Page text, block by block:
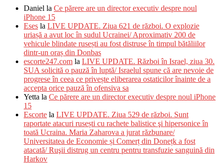
Daniel la Ce părere are un director executiv despre noul
iPhone 15
Eses la LIVE UPDATE. Ziua 621 de război. O explozie
uriașă a avut loc în sudul Ucrainei/ Aproximativ 200 de
vehicule blindate rusești au fost distruse în timpul bătăliilor
dintr-un oraș din Donbas
escorte247.com la LIVE UPDATE. Război în Israel, ziua 30.
SUA solicită o pauză în luptă/ Israelul spune că are nevoie de
progrese în ceea ce privește eliberarea ostaticilor înainte de a
accepta orice pauză în ofensiva sa
Yetta la Ce părere are un director executiv despre noul iPhone
15
Escorte la LIVE UPDATE. Ziua 529 de război. Sunt
raportate atacuri rusești cu rachete balistice şi hipersonice în
toată Ucraina. Maria Zaharova a jurat răzbunare/
Universitatea de Economie și Comerț din Donețk a fost
atacată/ Ruşii distrug un centru pentru transfuzie sanguină din
Harkov